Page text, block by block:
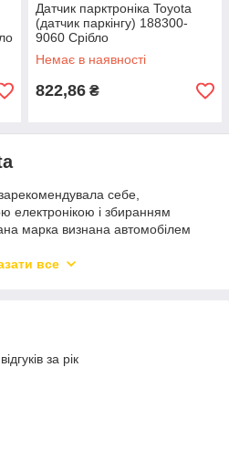
Датчик парктроніка Toyota
(датчик паркінгу) 188300-
9060 Срібло
Немає в наявності
822,86 ₴
себе,
електронікою і збиранням
марка визнана автомобілем
поломки.
перепади, вік автомобіля – це
купити деталь високої
робити заміну.
асортимент: парктроніки
від застарілих і
все
за рік